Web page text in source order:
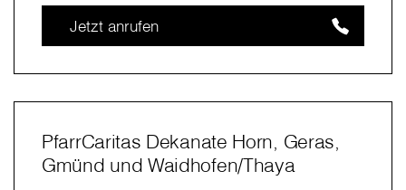
Jetzt anrufen
PfarrCaritas Dekanate Horn, Geras,
Gmünd und Waidhofen/Thaya